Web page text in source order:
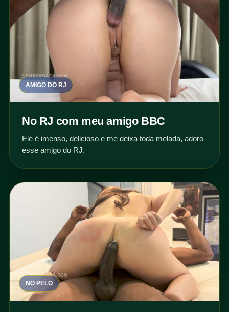
AMIGO DO RJ
No RJ com meu amigo BBC
Ele é imenso, delicioso e me deixa toda melada, adoro
esse amigo do RJ.
NO PELO